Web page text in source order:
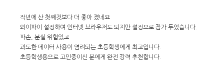
작년에 산 첫째것보다 더 좋아 졌네요
와이파이 설정하여 인터넷 브라우저도 되지만 설정으로 잠가 두었습니다.
파손, 분실 위험있고
과도한 데이터 사용이 염려되는 초등학생에게 최고입니다.
초등학생용으로 고민중이신 분에게 완전 강력 추천합니다.